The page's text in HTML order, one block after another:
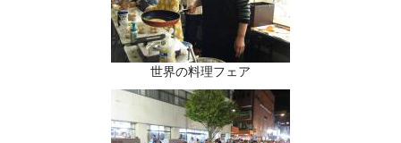
世界の料理フェア